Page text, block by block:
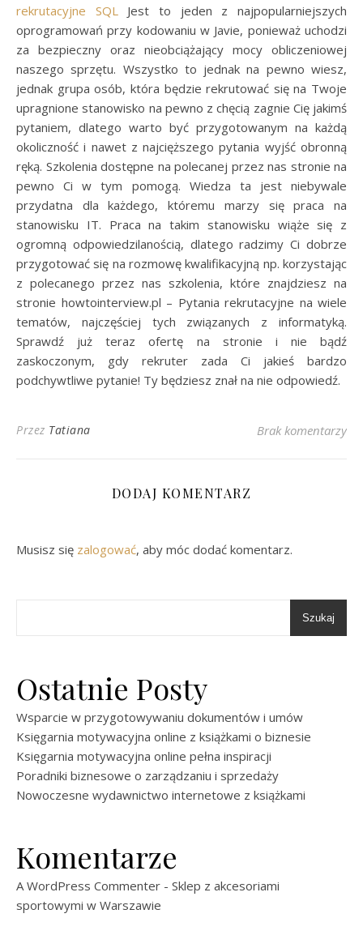
rekrutacyjne SQL
Jest to jeden z najpopularniejszych
oprogramowań przy kodowaniu w Javie, ponieważ uchodzi
za bezpieczny oraz nieobciążający mocy obliczeniowej
naszego sprzętu. Wszystko to jednak na pewno wiesz,
jednak grupa osób, która będzie rekrutować się na Twoje
upragnione stanowisko na pewno z chęcią zagnie Cię jakimś
pytaniem, dlatego warto być przygotowanym na każdą
okoliczność i nawet z najcięższego pytania wyjść obronną
ręką. Szkolenia dostępne na polecanej przez nas stronie na
pewno Ci w tym pomogą. Wiedza ta jest niebywale
przydatna dla każdego, któremu marzy się praca na
stanowisku IT. Praca na takim stanowisku wiąże się z
ogromną odpowiedzilanością, dlatego radzimy Ci dobrze
przygotować się na rozmowę kwalifikacyjną np. korzystając
z polecanego przez nas szkolenia, które znajdziesz na
stronie howtointerview.pl – Pytania rekrutacyjne na wiele
tematów, najczęściej tych związanych z informatyką.
Sprawdź już teraz ofertę na stronie i nie bądź
zaskoczonym, gdy rekruter zada Ci jakieś bardzo
podchywtliwe pytanie! Ty będziesz znał na nie odpowiedź.
Przez Tatiana Brak komentarzy
DODAJ KOMENTARZ
Musisz się zalogować, aby móc dodać komentarz.
Szukaj
Ostatnie Posty
Wsparcie w przygotowywaniu dokumentów i umów
Księgarnia motywacyjna online z książkami o biznesie
Księgarnia motywacyjna online pełna inspiracji
Poradniki biznesowe o zarządzaniu i sprzedaży
Nowoczesne wydawnictwo internetowe z książkami
Komentarze
A WordPress Commenter - Sklep z akcesoriami
sportowymi w Warszawie